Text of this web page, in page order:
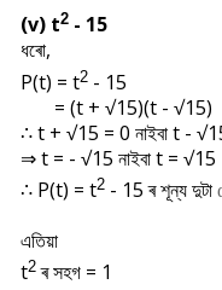
(v) t2 - 15
ধৰো,
P(t) = t2 - 15
= (t + √15)(t - √15)
∴ t + √15 = 0 নাইবা t -
⇒ t = - √15 নাইবা t = √15
∴ P(t) = t2 - 15 ৰ শূন্য দুটা
এতিয়া
t2 ৰ সহগ = 1